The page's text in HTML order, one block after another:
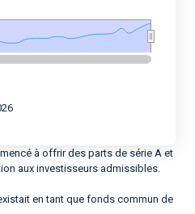
à offrir des parts de série A et
aux investisseurs admissibles.
en tant que fonds commun de